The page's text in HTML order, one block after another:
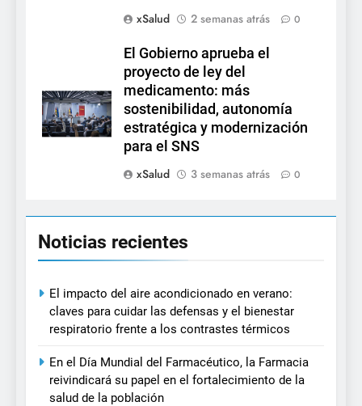
xSalud
2 semanas atrás 0
El Gobierno aprueba el
proyecto de ley del
medicamento: más
sostenibilidad, autonomía
estratégica y modernización
para el SNS
xSalud
3 semanas atrás 0
Noticias recientes
El impacto del aire acondicionado en verano:
claves para cuidar las defensas y el bienestar
respiratorio frente a los contrastes térmicos
En el Día Mundial del Farmacéutico, la Farmacia
reivindicará su papel en el fortalecimiento de la
salud de la población